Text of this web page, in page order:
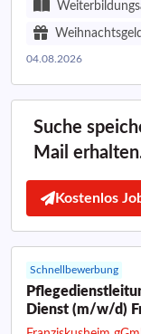
Weihnachtsgeld
04.08.2026
Suche
Mail
Kostenlos
Schnellbewerbung
Dienst (m/w/d)